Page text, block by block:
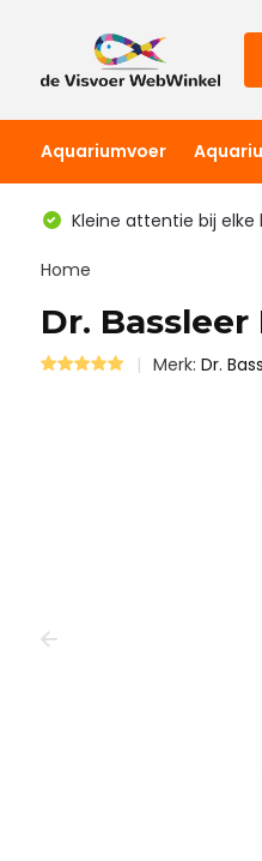
Aquariumvoer
Kleine attentie bij elke
Home
Dr.
Merk: Dr.